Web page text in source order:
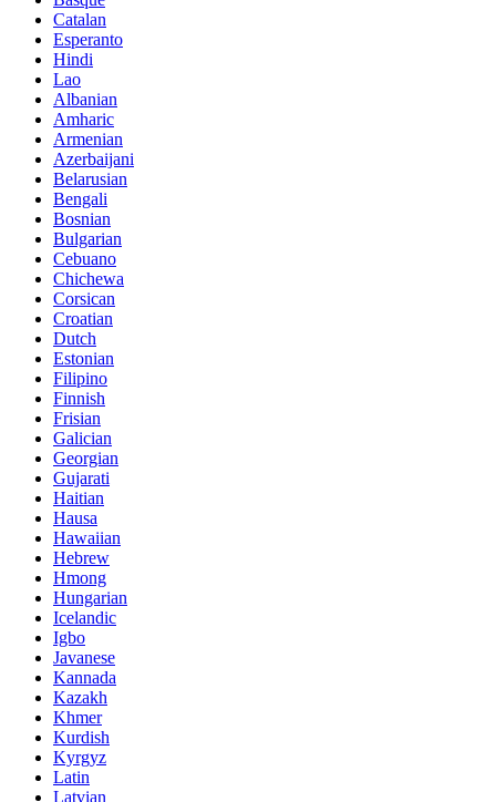
Catalan
Esperanto
Hindi
Lao
Albanian
Amharic
Armenian
Azerbaijani
Belarusian
Bengali
Bosnian
Bulgarian
Cebuano
Chichewa
Corsican
Croatian
Dutch
Estonian
Filipino
Finnish
Frisian
Galician
Georgian
Gujarati
Haitian
Hausa
Hawaiian
Hebrew
Hmong
Hungarian
Icelandic
Igbo
Javanese
Kannada
Kazakh
Khmer
Kurdish
Kyrgyz
Latin
Latvian